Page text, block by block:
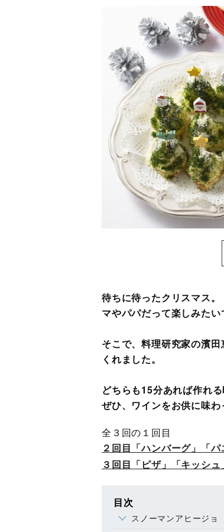
待ちに待ったクリスマス
マやパパだって楽しみたい
そこで、料理研究家の濱
くれました。
どちらも15分あれば作れ
ぜひ、ワインをお供に味わ
全３回の１回目
２回目「ハンバーグ」「パ
３回目「ピザ」「キッシュ
目次
スノーマンアヒージョ